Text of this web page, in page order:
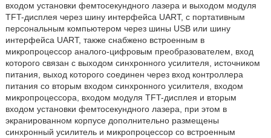
входом установки фемтосекундного лазера и выходом модуля
TFT-дисплея через шину интерфейса UART, с портативным
персональным компьютером через шины USB или шину
интерфейса UART, также снабжено встроенным в
микропроцессор аналого-цифровым преобразователем, вход
которого связан с выходом синхронного усилителя, источником
питания, выход которого соединен через вход контроллера
питания со вторым входом синхронного усилителя, входом
микропроцессора, входом модуля TFT-дисплея и вторым
входом установки фемтосекундного лазера, при этом в
экранированном корпусе дополнительно размещены
синхронный усилитель и микропроцессор со встроенным